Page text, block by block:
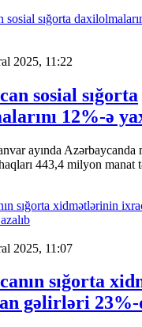
2025, 11:22
sosial sığorta
12%-ə
ayında Azərbaycanda
443,4 milyon manat
2025, 11:07
sığorta
gəlirləri 23%-